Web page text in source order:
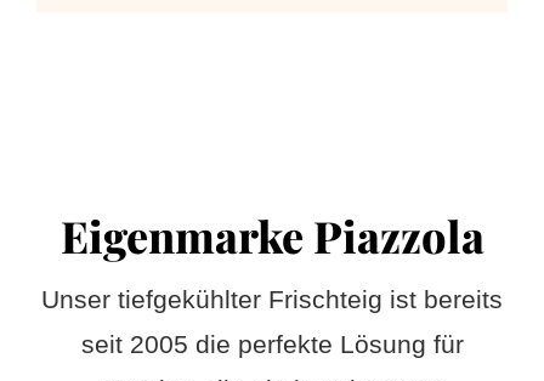
Eigenmarke Piazzola
Unser tiefgekühlter Frischteig ist bereits
seit 2005 die perfekte Lösung für